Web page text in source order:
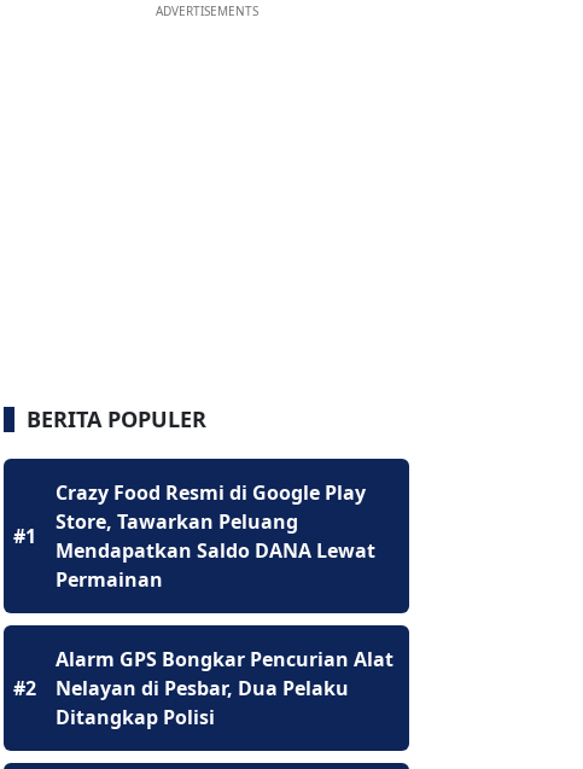
ADVERTISEMENTS
BERITA POPULER
#1
Crazy Food Resmi di Google Play
Store, Tawarkan Peluang
Mendapatkan Saldo DANA Lewat
Permainan
#2
Alarm GPS Bongkar Pencurian Alat
Nelayan di Pesbar, Dua Pelaku
Ditangkap Polisi